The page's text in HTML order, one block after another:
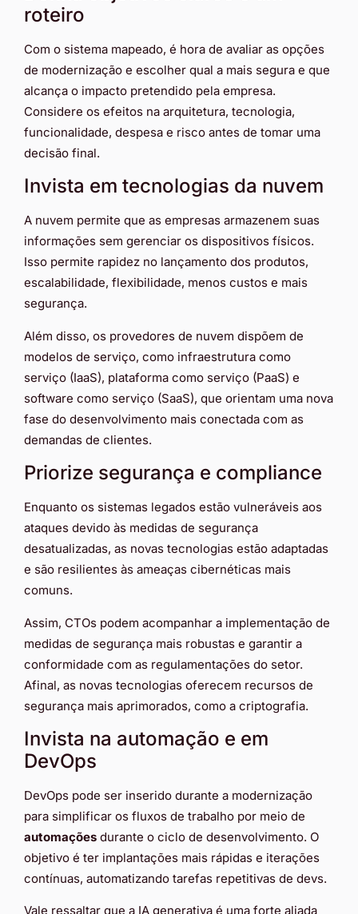
roteiro
Com o sistema mapeado, é hora de avaliar as opções
de modernização e escolher qual a mais segura e que
alcança o impacto pretendido pela empresa.
Considere os efeitos na arquitetura, tecnologia,
funcionalidade, despesa e risco antes de tomar uma
decisão final.
Invista em tecnologias da nuvem
A nuvem permite que as empresas armazenem suas
informações sem gerenciar os dispositivos físicos.
Isso permite rapidez no lançamento dos produtos,
escalabilidade, flexibilidade, menos custos e mais
segurança.
Além disso, os provedores de nuvem dispõem de
modelos de serviço, como infraestrutura como
serviço (IaaS), plataforma como serviço (PaaS) e
software como serviço (SaaS), que orientam uma nova
fase do desenvolvimento mais conectada com as
demandas de clientes.
Priorize segurança e compliance
Enquanto os sistemas legados estão vulneráveis aos
ataques devido às medidas de segurança
desatualizadas, as novas tecnologias estão adaptadas
e são resilientes às ameaças cibernéticas mais
comuns.
Assim, CTOs podem acompanhar a implementação de
medidas de segurança mais robustas e garantir a
conformidade com as regulamentações do setor.
Afinal, as novas tecnologias oferecem recursos de
segurança mais aprimorados, como a criptografia.
Invista na automação e em
DevOps
DevOps pode ser inserido durante a modernização
para simplificar os fluxos de trabalho por meio de
automações durante o ciclo de desenvolvimento. O
objetivo é ter implantações mais rápidas e iterações
contínuas, automatizando tarefas repetitivas de devs.
Vale ressaltar que a IA generativa é uma forte aliada